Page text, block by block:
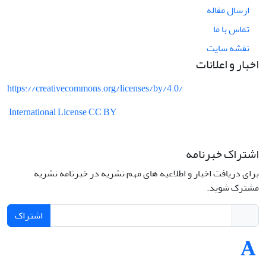
ارسال مقاله
تماس با ما
نقشه سایت
اخبار و اعلانات
https://creativecommons.org/licenses/by/4.0/
International License CC BY
اشتراک خبرنامه
برای دریافت اخبار و اطلاعیه های مهم نشریه در خبرنامه نشریه
مشترک شوید.
اشتراک